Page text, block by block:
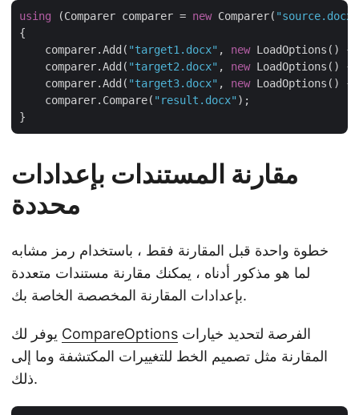
using (Comparer comparer = new Comparer( "source.docx"
{
    comparer.Add(
"target1.docx" , new LoadOptions() {
    comparer.Add(
"target2.docx" , new LoadOptions() {
    comparer.Add(
"target3.docx" , new LoadOptions() {
    comparer.Compare(
"result.docx" );
مقارنة المستندات بإعدادات
محددة
خطوة واحدة قبل المقارنة فقط ، باستخدام رمز مشابه
لما هو مذكور أدناه ، يمكنك مقارنة مستندات متعددة
بإعدادات المقارنة المخصصة الخاصة بك.
CompareOptions
المقارنة مثل تصميم الخط للتغييرات المكتشفة وما إلى
ذلك.